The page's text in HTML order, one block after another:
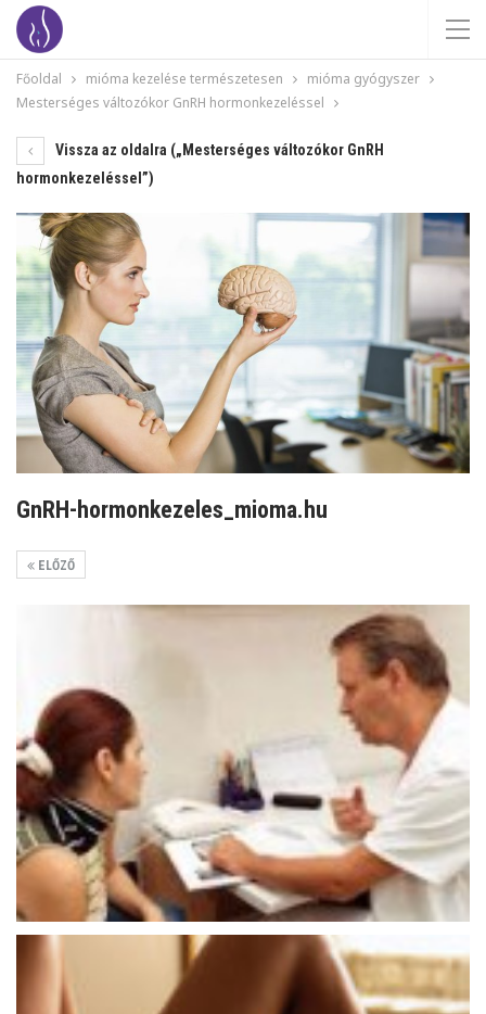
Főoldal mióma kezelése természetesen
mióma gyógyszer
Mesterséges változókor GnRH hormonkezeléssel
Vissza az oldalra („Mesterséges változókor GnRH
hormonkezeléssel”)
GnRH-hormonkezeles_mioma.hu
ELŐZŐ